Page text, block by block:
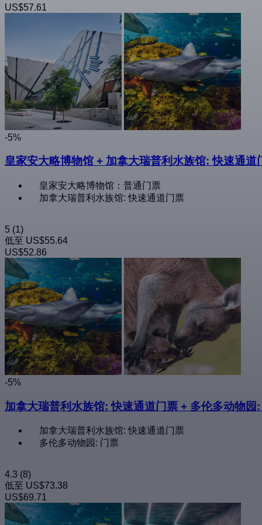
US$57.61
-5%
皇家安大略博物馆 + 加拿大瑞普利水族馆: 快速通道
皇家安大略博物馆：普通门票
加拿大瑞普利水族馆: 快速通道门票
5 (1)
低至 US$55.64
US$52.86
-5%
加拿大瑞普利水族馆: 快速通道门票 + 多伦多动物园
加拿大瑞普利水族馆: 快速通道门票
多伦多动物园: 门票
4.3 (8)
低至 US$73.38
US$69.71